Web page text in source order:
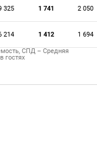
325 1 741 2 050
214 1 412 1 694
СПД – Средняя
гостях